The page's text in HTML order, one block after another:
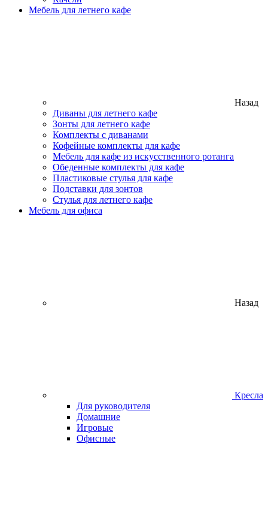
Мебель для летнего кафе
Назад
Диваны для летнего кафе
Зонты для летнего кафе
Комплекты с диванами
Кофейные комплекты для кафе
Мебель для кафе из искусственного ротанга
Обеденные комплекты для кафе
Пластиковые стулья для кафе
Подставки для зонтов
Стулья для летнего кафе
Мебель для офиса
Назад
Кресла
Для руководителя
Домашние
Игровые
Офисные